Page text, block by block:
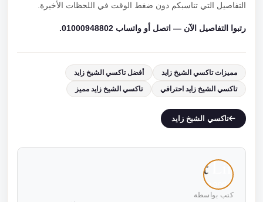
التفاصيل التي تناسبكم دون ضغط الوقت في اللحظات الأخيرة.
رتبوا التفاصيل الآن — اتصل أو واتساب 01000948802.
مميزات تاكسي الشيخ زايد
أفضل تاكسي الشيخ زايد
تاكسي الشيخ زايد احترافي
تاكسي الشيخ زايد مميز
تاكسي الشيخ زايد
كتب بواسطة